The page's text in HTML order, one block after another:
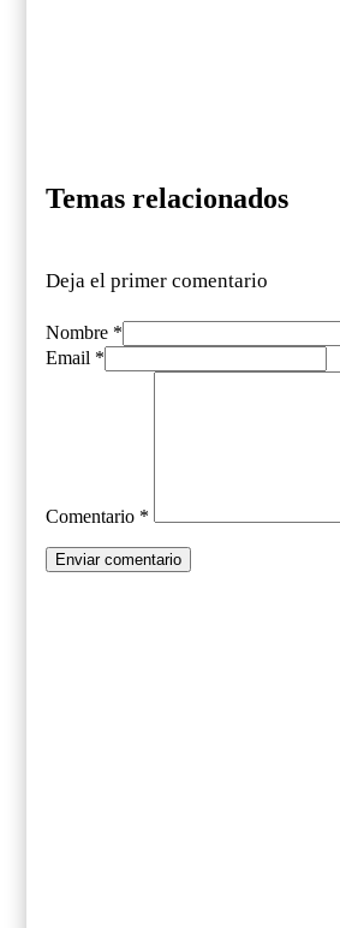
Temas relacionados
Deja el primer comentario
Nombre *
Email *
Comentario *